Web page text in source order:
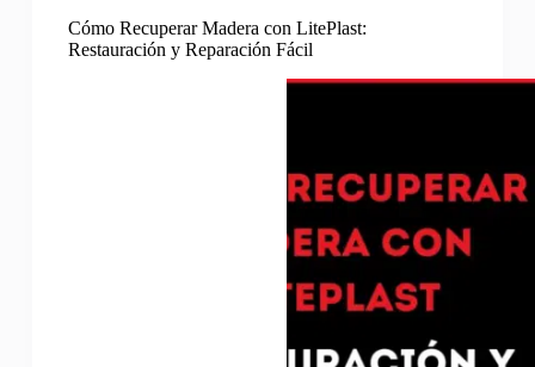
Cómo Recuperar Madera con LitePlast:
Restauración y Reparación Fácil